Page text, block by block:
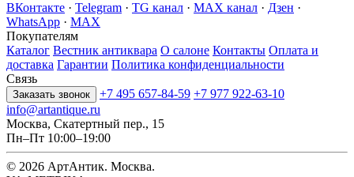
ВКонтакте · Telegram · TG канал · MAX канал · Дзен ·
WhatsApp · MAX
Покупателям
Каталог Вестник антиквара О салоне Контакты Оплата и
доставка Гарантии Политика конфиденциальности
Связь
Заказать звонок +7 495 657-84-59 +7 977 922-63-10
info@artantique.ru
Москва, Скатертный пер., 15
Пн–Пт 10:00–19:00
© 2026 АртАнтик. Москва.